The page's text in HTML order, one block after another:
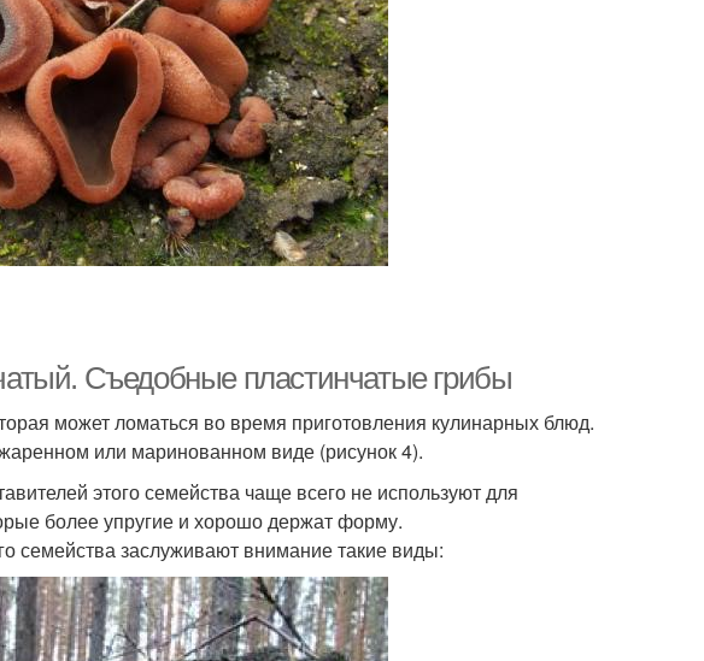
Съедобные пластинчатые грибы
может ломаться во время приготовления кулинарных блюд.
или маринованном виде (рисунок 4).
этого семейства чаще всего не используют для
более упругие и хорошо держат форму.
семейства заслуживают внимание такие виды: